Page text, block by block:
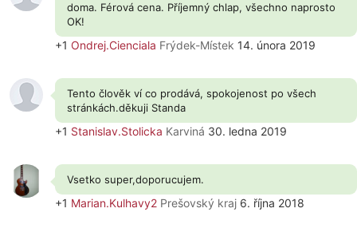
doma. Férová cena. Příjemný chlap, všechno naprosto
OK!
+1 Ondrej.Cienciala Frýdek-Místek 14. února 2019
Tento člověk ví co prodává, spokojenost po všech
stránkách.děkuji Standa
+1 Stanislav.Stolicka Karviná 30. ledna 2019
Vsetko super,doporucujem.
+1 Marian.Kulhavy2 Prešovský kraj 6. října 2018